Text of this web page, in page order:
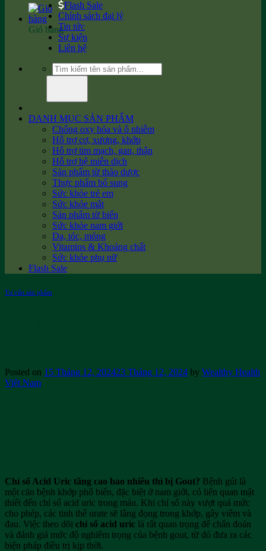
Giỏ hàng
Flash Sale
Chính sách đại lý
Tin tức
Sự kiện
Liên hệ
Tìm
kiếm:
DANH MỤC SẢN PHẨM
Chống oxy hóa và ô nhiễm
Hỗ trợ cơ, xương, khớp
Hỗ trợ tim mạch, gan, thận
Hỗ trợ hệ miễn dịch
Sản phẩm từ thảo dược
Thực phẩm bổ sung
Sức khỏe trẻ em
Sức khỏe mắt
Sản phẩm từ biển
Sức khỏe nam giới
Da, tóc, móng
Vitamins & Khoáng chất
Sức khỏe phụ nữ
Flash Sale
Tư vấn sản phẩm
Posted on 15 Tháng 12, 202423 Tháng 12, 2024 by Wealthy Health
Việt Nam
Chỉ số Acid Uric tăng cao bao nhiêu thì bị Gout? Bệnh gút là
một căn bệnh khớp phổ biến, đặc biệt ở nam giới, có liên quan mật
thiết đến chỉ số acid uric trong máu. Khi chỉ số này vượt quá mức
cho phép, các tinh thể urate sẽ lắng đọng trong khớp, gây viêm và
đau. Việc theo dõi chỉ số acid uric là rất quan trọng để chẩn đoán
và đánh giá mức độ nghiêm trọng của bệnh gout, từ đó đưa ra các
biện pháp điều trị kịp thời.